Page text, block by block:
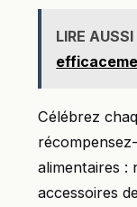
LIRE AUSSI
Célébrez
alimentaires :
accessoires